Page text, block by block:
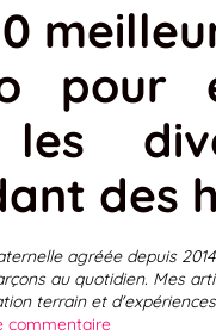
pour
des
agréée depuis
au quotidien. Mes
terrain et
commentaire